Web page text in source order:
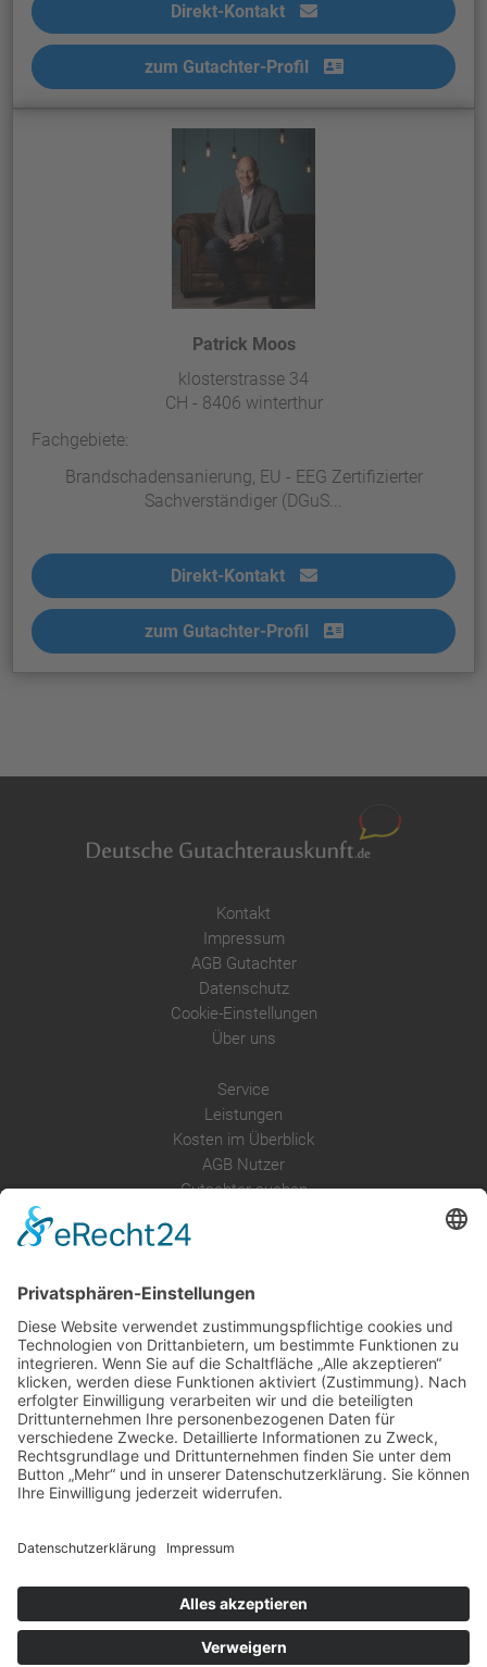
Direkt-Kontakt
zum Gutachter-Profil
Patrick Moos
klosterstrasse 34
CH - 8406 winterthur
Fachgebiete:
Brandschadensanierung, EU - EEG Zertifizierter
Sachverständiger (DGuS...
Direkt-Kontakt
zum Gutachter-Profil
Kontakt
Impressum
AGB Gutachter
Datenschutz
Cookie-Einstellungen
Über uns
Service
Leistungen
Kosten im Überblick
AGB Nutzer
Gutachter suchen
Anfrage
Presse
Partner: Der DGuSV
als Gutachter eintragen
Infos für Suchende